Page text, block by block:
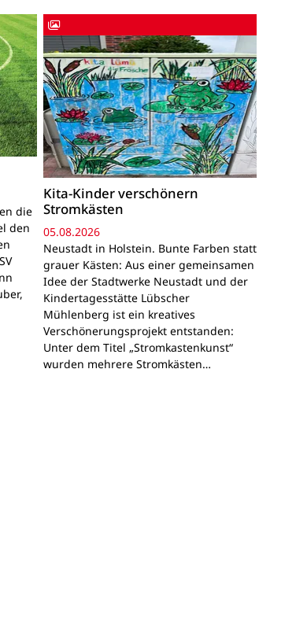
die
den
Kita-Kinder verschönern
Stromkästen
05.08.2026
Neustadt in Holstein. Bunte Farben statt
grauer Kästen: Aus einer gemeinsamen
Idee der Stadtwerke Neustadt und der
Kindertagesstätte Lübscher
Mühlenberg ist ein kreatives
Verschönerungsprojekt entstanden:
Unter dem Titel „Stromkastenkunst“
wurden mehrere Stromkästen…